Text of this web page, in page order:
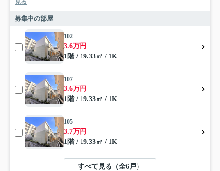
見る
募集中の部屋
102
3.6万円
1階 / 19.33㎡ / 1K
107
3.6万円
1階 / 19.33㎡ / 1K
105
3.7万円
1階 / 19.33㎡ / 1K
すべて見る（全6戸）